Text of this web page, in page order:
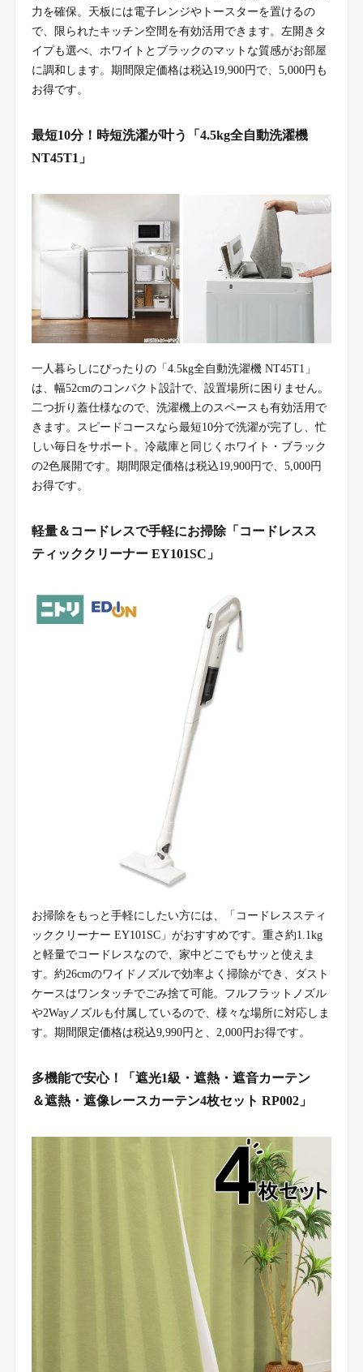
力を確保。天板には電子レンジやトースターを置けるの
で、限られたキッチン空間を有効活用できます。左開きタ
イプも選べ、ホワイトとブラックのマットな質感がお部屋
に調和します。期間限定価格は税込19,900円で、5,000円も
お得です。
最短10分！時短洗濯が叶う「4.5kg全自動洗濯機
NT45T1」
一人暮らしにぴったりの「4.5kg全自動洗濯機 NT45T1」
は、幅52cmのコンパクト設計で、設置場所に困りません。
二つ折り蓋仕様なので、洗濯機上のスペースも有効活用で
きます。スピードコースなら最短10分で洗濯が完了し、忙
しい毎日をサポート。冷蔵庫と同じくホワイト・ブラック
の2色展開です。期間限定価格は税込19,900円で、5,000円
お得です。
軽量＆コードレスで手軽にお掃除「コードレスス
ティッククリーナー EY101SC」
お掃除をもっと手軽にしたい方には、「コードレススティ
ッククリーナー EY101SC」がおすすめです。重さ約1.1kg
と軽量でコードレスなので、家中どこでもサッと使えま
す。約26cmのワイドノズルで効率よく掃除ができ、ダスト
ケースはワンタッチでごみ捨て可能。フルフラットノズル
や2Wayノズルも付属しているので、様々な場所に対応しま
す。期間限定価格は税込9,990円と、2,000円お得です。
多機能で安心！「遮光1級・遮熱・遮音カーテン
＆遮熱・遮像レースカーテン4枚セット RP002」